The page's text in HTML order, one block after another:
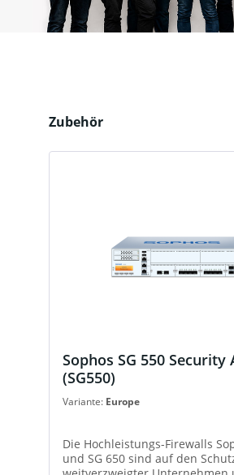
Produktgalerie überspringen
Zubehör
Sophos SG 550 Security
(SG550)
Variante: Europe
Die Hochleistungs-Firewalls
und SG 650 sind auf den